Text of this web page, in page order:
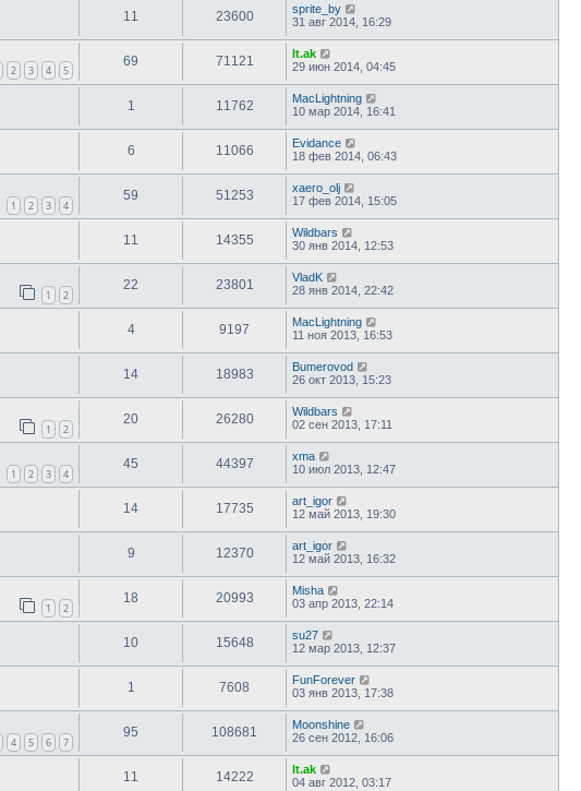
11 23600
sprite_by
31 авг 2014, 16:29
2 3 4 5
69 71121
lt.ak
29 июн 2014, 04:45
1 11762
MacLightning
10 мар 2014, 16:41
6 11066
Evidance
18 фев 2014, 06:43
1 2 3 4
59 51253
xaero_olj
17 фев 2014, 15:05
11 14355
Wildbars
30 янв 2014, 12:53
1 2
22 23801
VladK
28 янв 2014, 22:42
4 9197
MacLightning
11 ноя 2013, 16:53
14 18983
Bumerovod
26 окт 2013, 15:23
1 2
20 26280
Wildbars
02 сен 2013, 17:11
1 2 3 4
45 44397
xma
10 июл 2013, 12:47
14 17735
art_igor
12 май 2013, 19:30
9 12370
art_igor
12 май 2013, 16:32
1 2
18 20993
Misha
03 апр 2013, 22:14
10 15648
su27
12 мар 2013, 12:37
1 7608
FunForever
03 янв 2013, 17:38
4 5 6 7
95 108681
Moonshine
26 сен 2012, 16:06
11 14222
lt.ak
04 авг 2012, 03:17